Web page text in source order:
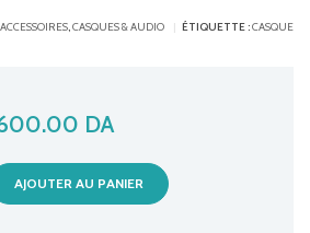
ACCESSOIRES,CASQUES & AUDIO ÉTIQUETTE :CASQUE
DA
AJOUTER AU PANIER